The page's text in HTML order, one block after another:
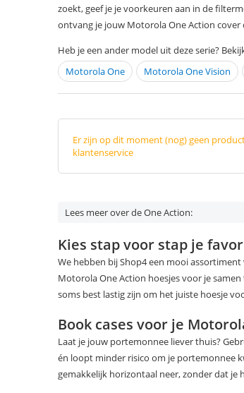
zoekt, geef je je voorkeuren aan in de
ontvang je jouw Motorola One Action
Heb je een ander model uit deze serie?
Motorola One
Motorola One Vision
Er zijn op dit moment (nog) geen
klantenservice
Lees meer over de One Action:
Kies stap voor stap je
We hebben bij Shop4 een mooi
Motorola One Action hoesjes voor je
soms best lastig zijn om het juiste hoesje
Book cases voor je
Laat je jouw portemonnee liever thuis?
én loopt minder risico om je portemonnee
gemakkelijk horizontaal neer, zonder dat